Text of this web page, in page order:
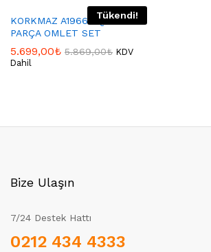
Tükendi!
KORKMAZ A1966 AQUA 6
PARÇA OMLET SET
5.699,00₺ 5.869,00₺ KDV
Dahil
Bize Ulaşın
7/24 Destek Hattı
0212 434 4333